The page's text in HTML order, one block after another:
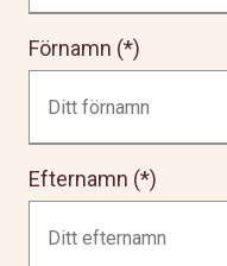
Förnamn
Efternamn